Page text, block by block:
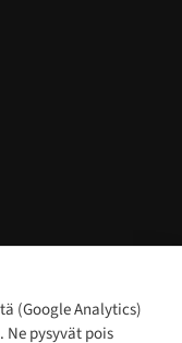
(Google Analytics)
pysyvät pois